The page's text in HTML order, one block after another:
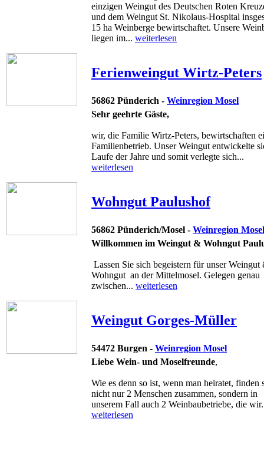
einzigen Weingut des Deutschen Roten
und dem Weingut St. Nikolaus-Hospital
15 ha Weinberge bewirtschaftet. Unsere
liegen im... weiterlesen
Ferienweingut Wirtz-Peters
56862 Pünderich - Weinregion Mosel
Sehr geehrte Gäste,
wir, die Familie Wirtz-Peters, bewirtschaften
Familienbetrieb. Unser Weingut entwickelte
Laufe der Jahre und somit verlegte sich...
weiterlesen
Wohngut Paulushof
56862 Pünderich/Mosel - Weinregion Mosel
Willkommen im Weingut & Wohngut
Lassen Sie sich begeistern für unser Weingut
Wohngut an der Mittelmosel. Gelegen genau
zwischen... weiterlesen
Weingut Gorges-Müller
54472 Burgen - Weinregion Mosel
Liebe Wein- und Moselfreunde,
Wie es denn so ist, wenn man heiratet, finden
nicht nur 2 Menschen zusammen, sondern in
unserem Fall auch 2 Weinbaubetriebe, die
weiterlesen